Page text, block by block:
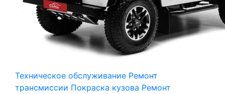
Техническое обслуживание Ремонт
трансмиссии Покраска кузова Ремонт